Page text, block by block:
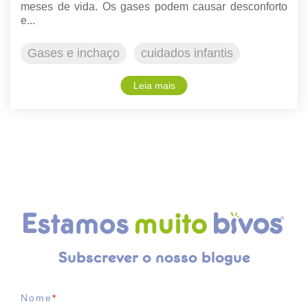
meses de vida. Os gases podem causar desconforto
e...
Gases e inchaço cuidados infantis
Leia mais
Subscrever o nosso blogue
Nome*